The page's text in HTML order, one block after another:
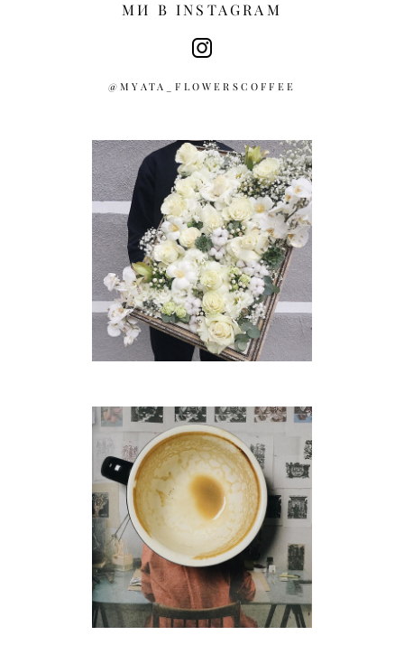
МИ В INSTAGRAM
@MYATA_FLOWERSCOFFEE